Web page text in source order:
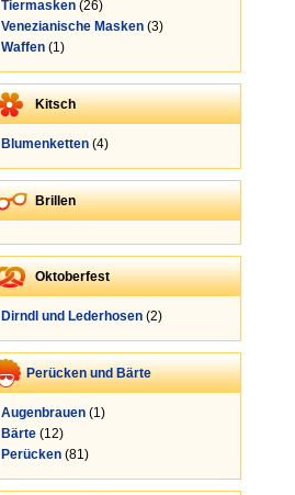
Tiermasken (26)
Venezianische Masken (3)
Waffen (1)
Kitsch
Blumenketten (4)
Brillen
Oktoberfest
Dirndl und Lederhosen (2)
Perücken und Bärte
Augenbrauen (1)
Bärte (12)
Perücken (81)